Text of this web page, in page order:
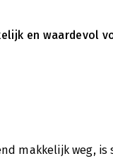
en waardevol
makkelijk weg,